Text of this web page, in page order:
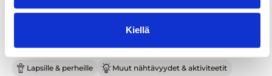
Kiellä
Lapsille & perheille
Muut nähtävyydet & aktiviteetit